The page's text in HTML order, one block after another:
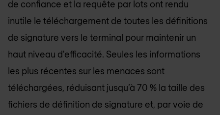
de confiance et la requête par lots ont rendu
inutile le téléchargement de toutes les définitions
de signature vers le terminal pour maintenir un
haut niveau d'efficacité. Seules les informations
les plus récentes sur les menaces sont
téléchargées, réduisant jusqu’à 70 % la taille des
fichiers de définition de signature et, par voie de